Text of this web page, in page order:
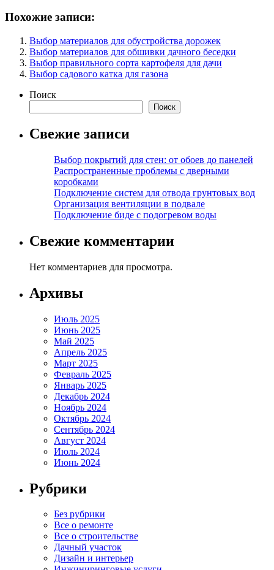
Похожие записи:
Выбор материалов для обустройства дорожек
Выбор материалов для обшивки дачного беседки
Выбор правильного сорта картофеля для дачи
Выбор садового катка для газона
Поиск
Поиск
Свежие записи
Выбор покрытий для стен: от обоев до панелей
Распространенные проблемы с дверными
коробками
Подключение систем для отвода грунтовых вод
Организация вентиляции в подвале
Подключение биде с подогревом воды
Свежие комментарии
Нет комментариев для просмотра.
Архивы
Июль 2025
Июнь 2025
Май 2025
Апрель 2025
Март 2025
Февраль 2025
Январь 2025
Декабрь 2024
Ноябрь 2024
Октябрь 2024
Сентябрь 2024
Август 2024
Июль 2024
Июнь 2024
Рубрики
Без рубрики
Все о ремонте
Все о строительстве
Дачный участок
Дизайн и интерьер